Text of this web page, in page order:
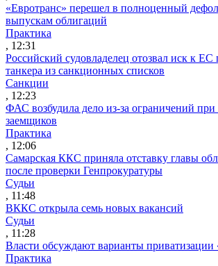
«Евротранс» перешел в полноценный
выпускам облигаций
Практика
, 12:31
Российский судовладелец отозвал иск к
танкера из санкционных списков
Санкции
, 12:23
ФАС возбудила дело из-за ограничений при
заемщиков
Практика
, 12:06
Самарская ККС приняла отставку главы
после проверки Генпрокуратуры
Судьи
, 11:48
ВККС открыла семь новых вакансий
Судьи
, 11:28
Власти обсуждают варианты
Практика